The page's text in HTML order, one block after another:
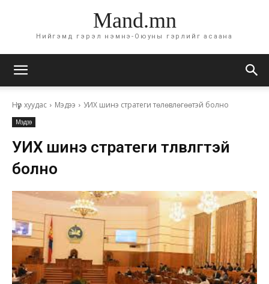
Mand.mn
Нийгэмд гэрэл нэмнэ-Оюуны гэрлийг асаана
Нүүр хуудас Мэдээ УИХ шинэ стратеги төлөвлөгөөтэй болно
Мэдээ
УИХ шинэ стратеги төлөвлөгөөтэй
болно